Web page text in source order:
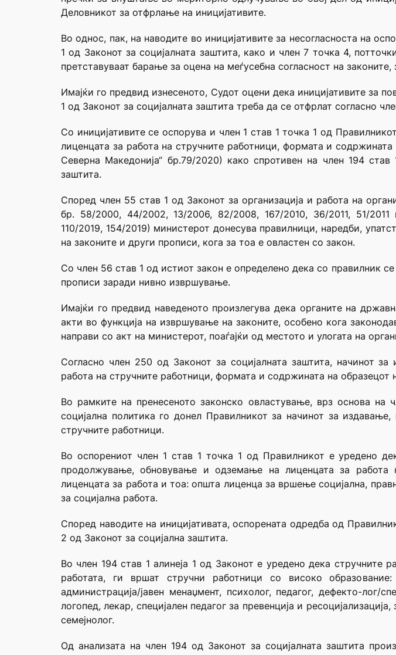
Деловникот за отфрлање на иницијативите.
Во однос, пак, на наводите во иницијативите за несогласноста на
1 од Законот за социјалната заштита, како и член 7 точка 4,
претставуваат барање за оцена на меѓусебна согласност на
Имајќи го предвид изнесеното, Судот оцени дека иницијативите за
1 од Законот за социјалната заштита треба да се отфрлат согласно
Со иницијативите се оспорува и член 1 став 1 точка 1 од
лиценцата за работа на стручните работници, формата и
Северна Македонија“ бр.79/2020) како спротивен на член 194
заштита.
Според член 55 став 1 од Законот за организација и работа на
бр. 58/2000, 44/2002, 13/2006, 82/2008, 167/2010, 36/2011, 51/
110/2019, 154/2019) министерот донесува правилници, наредби,
на законите и други прописи, кога за тоа е овластен со закон.
Со член 56 став 1 од истиот закон е определено дека со правилник
прописи заради нивно извршување.
Имајќи го предвид наведеното произлегува дека органите на
акти во функција на извршување на законите, особено кога
направи со акт на министерот, поаѓајќи од местото и улогата на
Согласно член 250 од Законот за социјалната заштита, начинот
работа на стручните работници, формата и содржината на
Во рамките на пренесеното законско овластување, врз основа
социјална политика го донел Правилникот за начинот за
стручните работници.
Во оспорениот член 1 став 1 точка 1 од Правилникот е уредено
продолжување, обновување и одземање на лиценцата за
лиценцата за работа и тоа: општа лиценца за вршење социјална,
за социјална работа.
Според наводите на иницијативата, оспорената одредба од
2 од Законот за социјална заштита.
Во член 194 став 1 алинеја 1 од Законот е уредено дека стручните
работата, ги вршат стручни работници со високо
администрација/јавен менаџмент, психолог, педагог, дефекто-лог/
логопед, лекар, специјален педагог за превенција и
семејнолог.
Од анализата на член 194 од Законот за социјалната заштита